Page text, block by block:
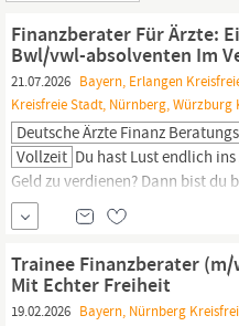
Finanzberater Für Ärzte:
Bwl/vwl-absolventen Im
21.07.2026 Bayern, Erlangen
Kreisfreie Stadt, Nürnberg,
Deutsche Ärzte Finanz
Vollzeit Du hast Lust endlich
Geld zu verdienen? Dann bist du
Finanzberater:infür Ärzte (m/w/
Mediziner:innen bedarfsgerecht
Lösungen zu Finanz- und
Deutsche Ärzte Finanz gehört
Trainee Finanzberater
Mit Echter Freiheit
19.02.2026 Bayern, Nürnberg